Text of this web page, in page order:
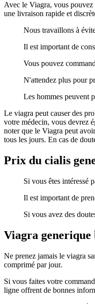
Avec le Viagra, vous pouvez
une livraison rapide et
Nous travaillons à
Il est important de
Vous pouvez
N'attendez plus pour
Les hommes peuvent
Le viagra peut causer des
votre médecin, vous devrez
noter que le Viagra peut
tous les jours. En cas de
Prix du cialis
Si vous êtes intéressé
Il est important de
Si vous avez des
Viagra generique
Ne prenez jamais le viagra
comprimé par jour.
Si vous faites votre
ligne offrent de bonnes